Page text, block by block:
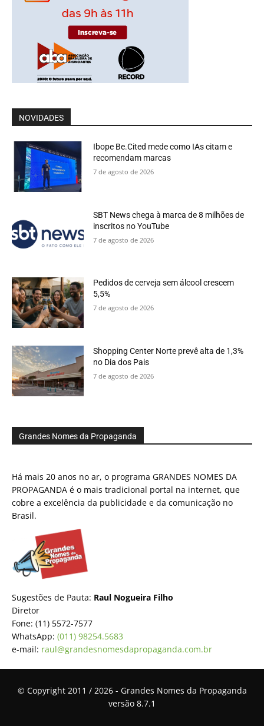
NOVIDADES
Ibope Be.Cited mede como IAs citam e
recomendam marcas
7 de agosto de 2026
SBT News chega à marca de 8 milhões de
inscritos no YouTube
7 de agosto de 2026
Pedidos de cerveja sem álcool crescem
5,5%
7 de agosto de 2026
Shopping Center Norte prevê alta de 1,3%
no Dia dos Pais
7 de agosto de 2026
Grandes Nomes da Propaganda
Há mais 20 anos no ar, o programa GRANDES NOMES DA
PROPAGANDA é o mais tradicional portal na internet, que
cobre a excelência da publicidade e da comunicação no
Brasil.
Sugestões de Pauta: Raul Nogueira Filho
Diretor
Fone: (11) 5572-7577
WhatsApp: (011) 98254.5683
e-mail: raul@grandesnomesdapropaganda.com.br
© Copyright 2011 / 2026 - Grandes Nomes da Propaganda
versão 8.7.1